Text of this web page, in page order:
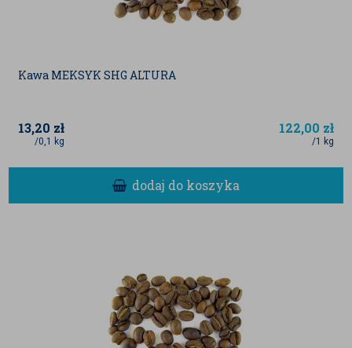
Kawa MEKSYK SHG ALTURA
13,20 zł
/0,1 kg
122,00 zł
/1 kg
dodaj do koszyka